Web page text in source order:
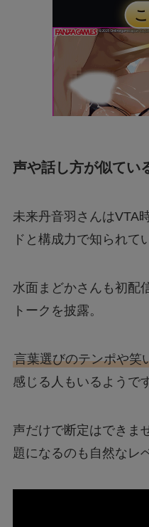
声や話し方が似てい
未来丹音羽さんはVTA
ドと構成力で知られて
水面まどかさんも初配
トークを披露。
言葉選びのテンポや笑
感じる人もいるようで
声だけで断定はできま
題になるのも自然なレ